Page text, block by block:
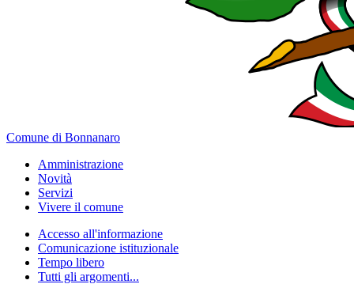
Comune di Bonnanaro
Amministrazione
Novità
Servizi
Vivere il comune
Accesso all'informazione
Comunicazione istituzionale
Tempo libero
Tutti gli argomenti...